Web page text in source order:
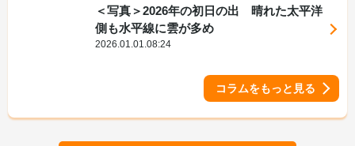
＜写真＞2026年の初日の出 晴れた太平洋
側も水平線に雲が多め
2026.01.01.08:24
コラムをもっと見る